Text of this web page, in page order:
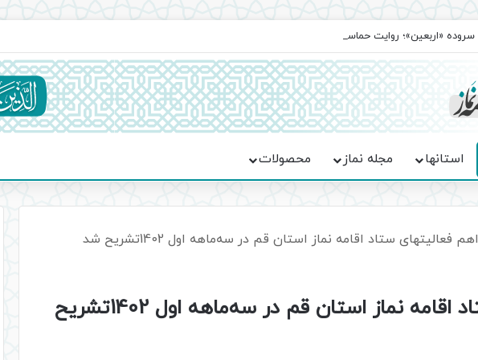
سروده‌ «اربعین»؛ روایت حماسه، استقامت و تمدن‌سازی امت اسلامی
استانها مجله نماز محصولات
اهم فعالیتهای ستاد اقامه نماز استان قم در سه‌ماهه اول 1402تشریح شد
اهم فعالیتهای ستاد اقامه نماز استان قم در سه‌ماهه اول 1402تشریح